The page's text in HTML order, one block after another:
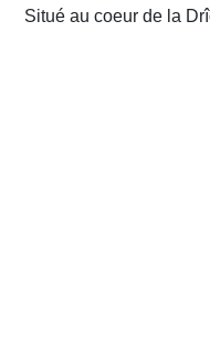
Situé au coeur de la